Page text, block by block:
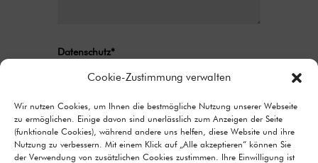
Cookie-Zustimmung verwalten
Wir nutzen Cookies, um Ihnen die bestmögliche Nutzung unserer Webseite
zu ermöglichen. Einige davon sind unerlässlich zum Anzeigen der Seite
(funktionale Cookies), während andere uns helfen, diese Website und ihre
Nutzung zu verbessern. Mit einem Klick auf „Alle akzeptieren“ können Sie
der Verwendung von zusätzlichen Cookies zustimmen. Ihre Einwilligung ist
Datenschutz*
Ich stimme zu, dass meine Angaben aus
meiner Anfrage erhoben und verarbeitet
werden. Detaillierte Informationen zum
Umgang mit Nutzerdaten finden Sie in unserer
Datenschutzerklärung.